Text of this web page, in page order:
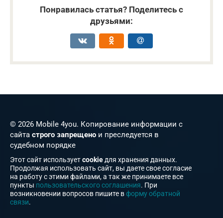
Понравилась статья? Поделитесь с
друзьями:
© 2026 Mobile 4you. Копирование информации с
сайта строго запрещено и преследуется в
судебном порядке
Этот сайт используетcookie для хранения данных.
Продолжая использовать сайт, вы даете свое согласие
на работу с этими файлами, а так же принимаете все
пункты пользовательского соглашения. При
возникновении вопросов пишите вформу обратной
связи.